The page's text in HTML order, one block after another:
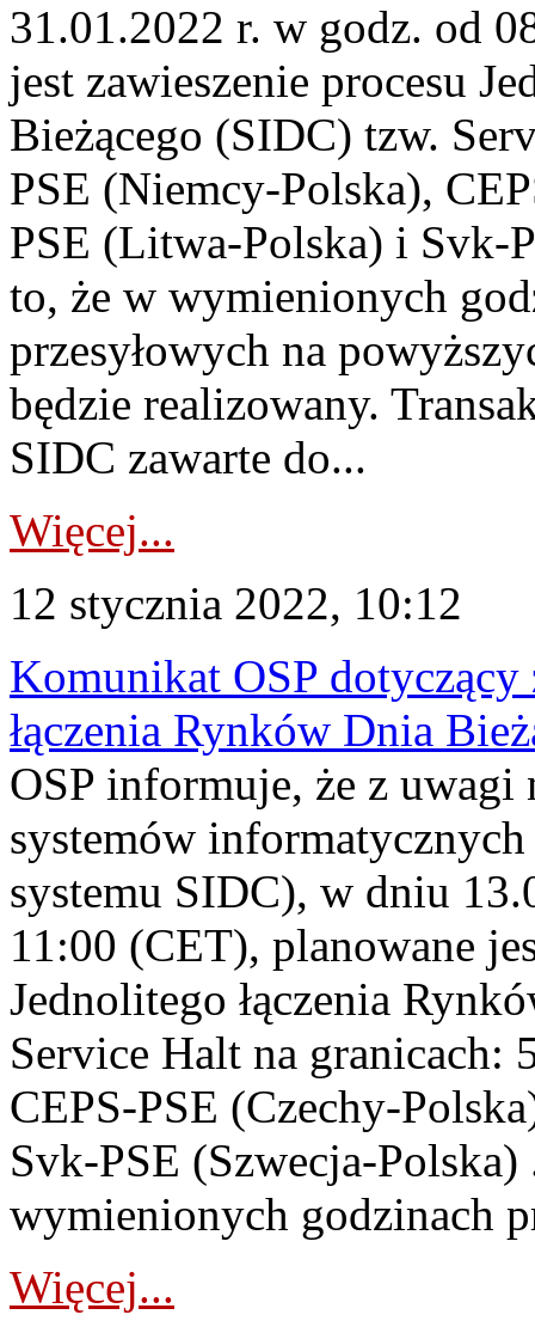
31.01.2022 r. w godz. od
jest zawieszenie procesu
Bieżącego (SIDC) tzw.
PSE (Niemcy-Polska),
PSE (Litwa-Polska) i Svk-
to, że w wymienionych
przesyłowych na
będzie realizowany.
SIDC zawarte do...
Więcej...
12 stycznia 2022, 10:12
Komunikat OSP dotyczący
łączenia Rynków Dnia
OSP informuje, że z uwagi
systemów
systemu SIDC), w dniu
11:00 (CET), planowane
Jednolitego łączenia
Service Halt na granicach:
CEPS-PSE (Czechy-
Svk-PSE (Szwecja-Polska)
wymienionych godzinach
Więcej...